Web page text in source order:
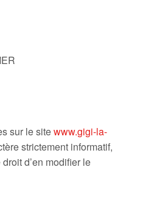
sur le sitewww.gigi-la-
strictement informatif,
d’en modifier le